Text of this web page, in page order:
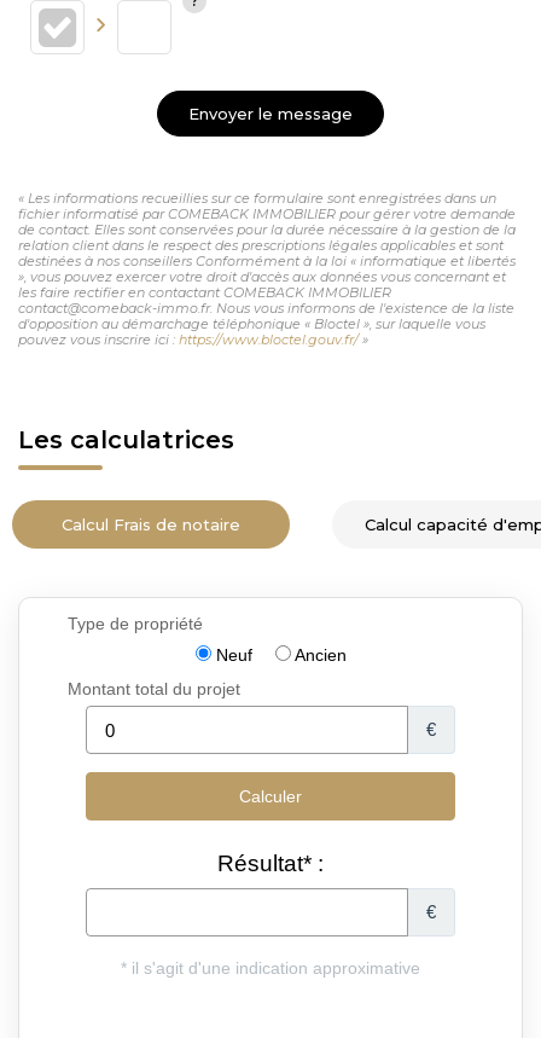
Envoyer le message
« Les informations recueillies sur ce formulaire sont enregistrées dans un
fichier informatisé par COMEBACK IMMOBILIER pour gérer votre demande
de contact. Elles sont conservées pour la durée nécessaire à la gestion de la
relation client dans le respect des prescriptions légales applicables et sont
destinées à nos conseillers Conformément à la loi « informatique et libertés
», vous pouvez exercer votre droit d'accès aux données vous concernant et
les faire rectifier en contactant COMEBACK IMMOBILIER
contact@comeback-immo.fr. Nous vous informons de l'existence de la liste
d'opposition au démarchage téléphonique « Bloctel », sur laquelle vous
pouvez vous inscrire ici : https://www.bloctel.gouv.fr/»
Les calculatrices
Calcul Frais de notaire Calcul capacité